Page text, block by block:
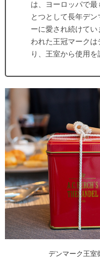
は、ヨーロッパで
とつとして長年デン
ーに愛され続けて
われた王冠マーク
り、王室から使用を
デンマーク王室